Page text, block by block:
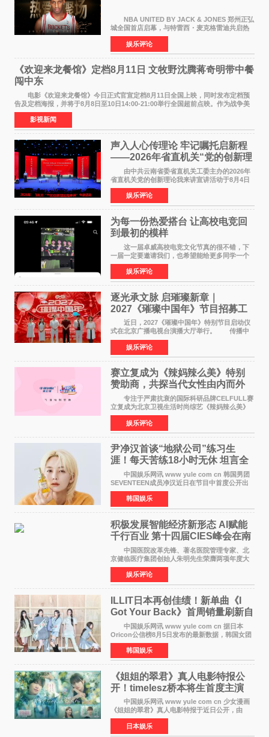
NBA UNITED BY JACK & JONES 郑州正弘
城全国首店启幕，与特雷西・麦克格雷迪共启热
爱 2026 年7 月21 日，
NBAUNITEDBYJACK&JONES 全国首店，于郑
州正弘城正式启幕。NBA 传奇球星
娱乐评论
《欢迎来龙餐馆》定档8月11日 文牧野沈腾蒋奇明带中餐
闯中东
电影《欢迎来龙餐馆》今日正式官宣定档8月11日全国上映，同时发布定档预
告及定档海报，并将于8月8日至10日14:00-21:00举行全国超前点映。作为战争美
食大片，影片讲述的是中国厨师徐福（沈腾
影视新闻
声入人心传理论 牢记嘱托启新程
——2026年省直机关“党的创新理
论我来讲”宣讲活动圆满落幕
由中共云南省委省直机关工委主办的2026年
省直机关党的创新理论我来讲宣讲活动于8月4日
至5日在昆明举办。活动以 "牢记嘱托 感恩奋进
开创云南发展新局面 "为主题，坚持以新时代中国
特色社会主义
娱乐评论
为每一份热爱搭台 让高校电竞回
到最初的模样
这一届卓威高校电竞文化节真的很不错，下
一届一定要邀请我们，也希望能给更多同学一个
来到现场的机会。 2026卓威高校电竞文化节
已经落下帷幕，在活动结束后，仍有不少高校电
竞社负责人和现
娱乐评论
逐光承文脉 启璀璨新章｜
2027《璀璨中国年》节目招募工
作圆满启动
近日，2027《璀璨中国年》特别节目启动仪
式在北京广播电视台演播大厅举行。 传播中
华优秀传统文化，弘扬纯正国风艺术，打造高规
格、高质感、正能量的文艺盛典，是璀璨中国年
矢志不渝的初心
娱乐评论
赛立复成为《辣妈辣么美》特别
赞助商，共探当代女性由内而外
活力美
专注于严肃抗衰的国际科研品牌CELFULL赛
立复成为北京卫视生活时尚综艺《辣妈辣么美》
的特别赞助商,明星辣妈袁咏仪倾情参与，向广大
都市女性传递健康生活新主张，寄语当代女性在
家庭与自我之间
娱乐评论
尹净汉首谈“地狱公司”练习生
涯！每天苦练18小时无休 坦言全
靠成员撑过来
中国娱乐网讯 www yule com cn 韩国男团
SEVENTEEN成员净汉近日在节目中首度公开出
道前的残酷练习生经历，并提及经纪公司Pledis
娱乐，引发广泛关注。 在8月2日播出的日本
TBS综艺节目《周
韩国娱乐
积极发展智能经济新形态 Al赋能
千行百业 第十四届CIES峰会在南
京盛大召开
中国医院改革先锋、著名医院管理专家、北
京健临医疗集团创始人朱明先生荣膺两项年度大
奖 2026年7月31日，盛夏金陵，长江之畔，
以重落地·真务实·强链接为主题的2026&lsquo;人
工智能+&rsquo
娱乐评论
ILLIT日本再创佳绩！新单曲《I
Got Your Back》首周销量刷新自
身纪录
中国娱乐网讯 www yule com cn 据日本
Oricon公信榜8月5日发布的最新数据，韩国女团
ILLIT在日本发行的第二张单曲《I Got Your
Back》首周销量达到71,009张，成功跻身最新一
期周单曲排行
韩国娱乐
《姐姐的翠君》真人电影特报公
开！timelesz桥本将生首度主演
12月4日上映
中国娱乐网讯 www yule com cn 少女漫画
《姐姐的翠君》真人电影特报于近日公开，由
timelesz成员桥本将生担任主演，这也是他首次
担任电影主演，引发高度关注。 女高中生咲
苗翠（中岛瑠菜
日本娱乐